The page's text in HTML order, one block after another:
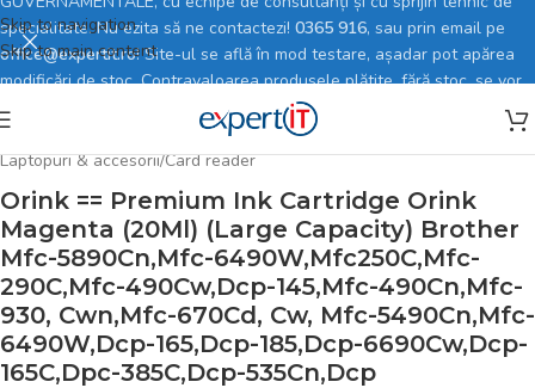
Skip to navigation
Skip to main content
specialitate. Nu ezita să ne contactezi! 0365 916, sau prin email pe
office@expertit.ro! Site-ul se află în mod testare, așadar pot apărea
modificări de stoc. Contravaloarea produsele plătite, fără stoc, se vor
rambursa în totalitate.
Prima pagină
Magazin online/ Laptop, Tablete & Telefoane
Laptopuri & accesorii/Card reader
Orink == Premium Ink Cartridge Orink
Magenta (20Ml) (Large Capacity) Brother
Mfc-5890Cn,Mfc-6490W,Mfc250C,Mfc-
290C,Mfc-490Cw,Dcp-145,Mfc-490Cn,Mfc-
930, Cwn,Mfc-670Cd, Cw, Mfc-5490Cn,Mfc-
6490W,Dcp-165,Dcp-185,Dcp-6690Cw,Dcp-
165C,Dpc-385C,Dcp-535Cn,Dcp